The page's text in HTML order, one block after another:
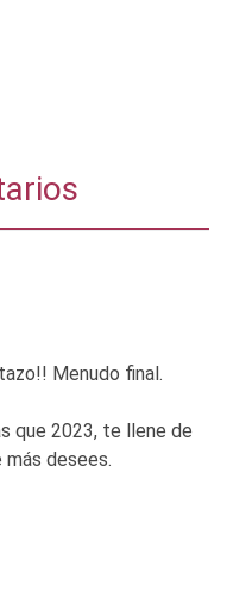
Menudo final.
que 2023, te llene de
desees.